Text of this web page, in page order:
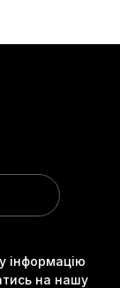
інформацію
на нашу